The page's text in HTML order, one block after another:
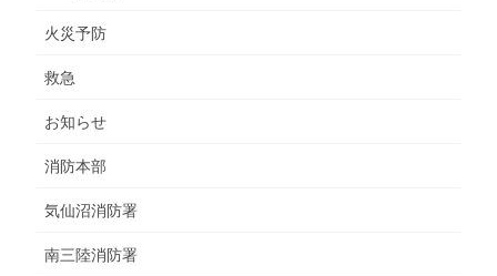
火災予防
救急
お知らせ
消防本部
気仙沼消防署
南三陸消防署